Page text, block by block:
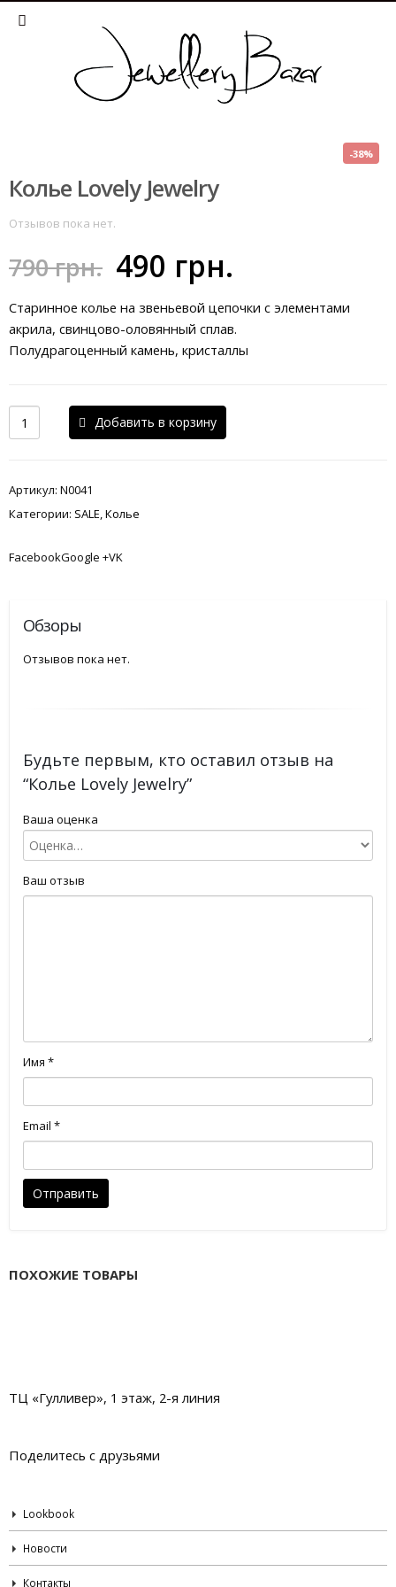
-38%
Колье Lovely Jewelry
Отзывов пока нет.
790грн. 490 грн.
Старинное колье на звеньевой цепочки с элементами
акрила, свинцово-оловянный сплав.
Полудрагоценный камень, кристаллы
Добавить в корзину
Артикул: N0041
Категории: SALE,Колье
FacebookGoogle +VK
Обзоры
Отзывов пока нет.
Будьте первым, кто оставил отзыв на
“Колье Lovely Jewelry”
Ваша оценка
Ваш отзыв
Имя *
Email *
ПОХОЖИЕ ТОВАРЫ
ТЦ «Гулливер», 1 этаж, 2-я линия
Поделитесь с друзьями
Lookbook
Новости
Контакты